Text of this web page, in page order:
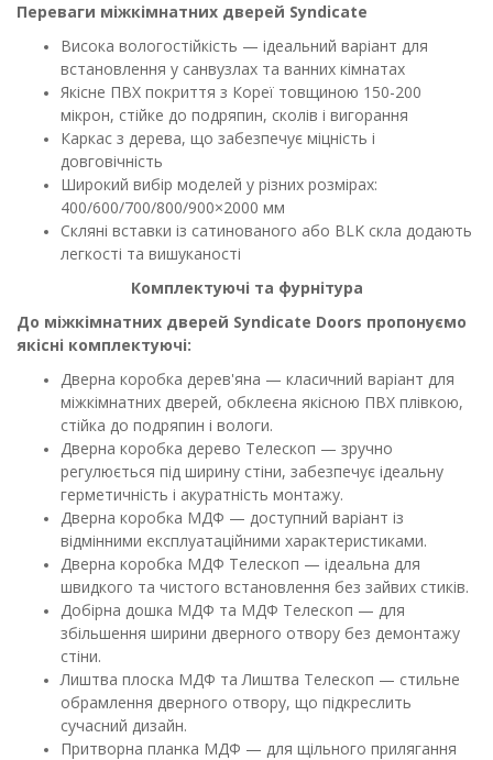
Переваги міжкімнатних дверей Syndicate
Висока вологостійкість — ідеальний варіант для
встановлення у санвузлах та ванних кімнатах
Якісне ПВХ покриття з Кореї товщиною 150-200
мікрон, стійке до подряпин, сколів і вигорання
Каркас з дерева, що забезпечує міцність і
довговічність
Широкий вибір моделей у різних розмірах:
400/600/700/800/900×2000 мм
Скляні вставки із сатинованого або BLK скла додають
легкості та вишуканості
Комплектуючі та фурнітура
До міжкімнатних дверей Syndicate Doors пропонуємо
якісні комплектуючі:
Дверна коробка дерев'яна — класичний варіант для
міжкімнатних дверей, обклеєна якісною ПВХ плівкою,
стійка до подряпин і вологи.
Дверна коробка дерево Телескоп — зручно
регулюється під ширину стіни, забезпечує ідеальну
герметичність і акуратність монтажу.
Дверна коробка МДФ — доступний варіант із
відмінними експлуатаційними характеристиками.
Дверна коробка МДФ Телескоп — ідеальна для
швидкого та чистого встановлення без зайвих стиків.
Добірна дошка МДФ та МДФ Телескоп — для
збільшення ширини дверного отвору без демонтажу
стіни.
Лиштва плоска МДФ та Лиштва Телескоп — стильне
обрамлення дверного отвору, що підкреслить
сучасний дизайн.
Притворна планка МДФ — для щільного прилягання